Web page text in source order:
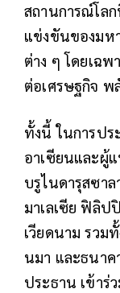
สถานการณ์โลก
แข่งขันของมห
ต่าง ๆ โดยเฉ
ต่อเศรษฐกิจ พ
ทั้งนี้ ในการปร
อาเซียนและผู้
บรูไนดารุสซา
มาเลเซีย ฟิลิป
เวียดนาม รวม
นมา และธนาค
ประธาน เข้าร่